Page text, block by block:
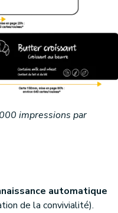
impressions par
automatique
de la convivialité).